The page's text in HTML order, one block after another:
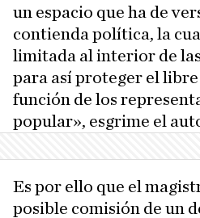
un espacio que ha de
contienda política, la
limitada al interior de
para así proteger el
función de los
popular», esgrime el
Es por ello que el
posible comisión de un